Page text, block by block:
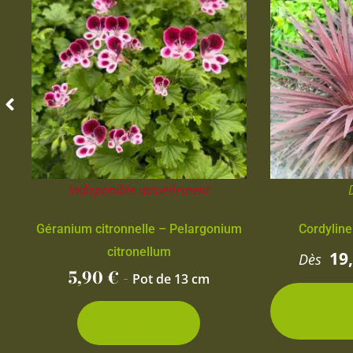
Indisponible actuellement
Géranium citronnelle – Pelargonium
citronellum
5,90€ - Pot de 13 cm
Dès